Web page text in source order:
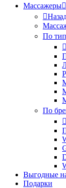
Массажеры
По
По
Выгодные
Подарки